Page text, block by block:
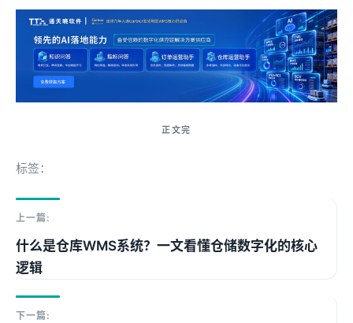
标签：
上一篇:
什么是仓库WMS系统？一文看懂仓储数字化的核心
逻辑
下一篇: